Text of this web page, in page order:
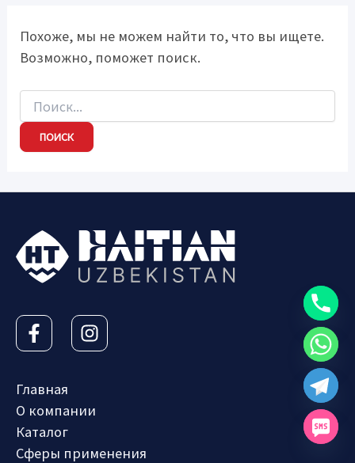
Похоже, мы не можем найти то, что вы ищете.
Возможно, поможет поиск.
Главная
О компании
Каталог
Сферы применения